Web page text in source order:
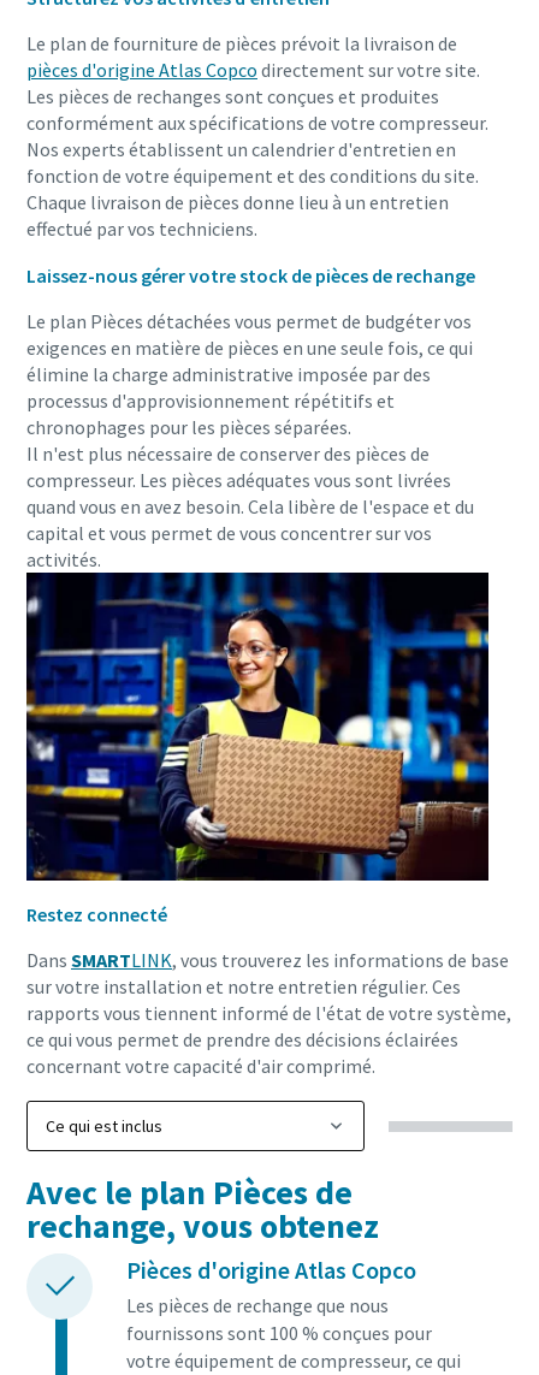
10 étapes pour une production éco-
responsable et plus efficace
Réduction des émissions de carbone pour une production
éco-responsable - Tout ce que vous devez savoir
Découvrez nos solutions de traitement des
eaux usées
Nous proposons une technologie d'air propre qui répond à
tous vos besoins en matière d'aération. Avec une efficacité
énergétique élevée et un faible coût total de possession.
Le plan de fourniture de pièces prévoit la livraison de
pièces d'origine Atlas Copco directement sur votre site.
Les pièces de rechanges sont conçues et produites
conformément aux spécifications de votre compresseur.
Nos experts établissent un calendrier d'entretien en
fonction de votre équipement et des conditions du site.
Chaque livraison de pièces donne lieu à un entretien
effectué par vos techniciens.
Laissez-nous gérer votre stock de pièces de rechange
Le plan Pièces détachées vous permet de budgéter vos
exigences en matière de pièces en une seule fois, ce qui
élimine la charge administrative imposée par des
processus d'approvisionnement répétitifs et
chronophages pour les pièces séparées.
Il n'est plus nécessaire de conserver des pièces de
compresseur. Les pièces adéquates vous sont livrées
quand vous en avez besoin. Cela libère de l'espace et du
capital et vous permet de vous concentrer sur vos
activités.
Restez connecté
Dans SMARTLINK, vous trouverez les informations de base
sur votre installation et notre entretien régulier. Ces
rapports vous tiennent informé de l'état de votre système,
ce qui vous permet de prendre des décisions éclairées
concernant votre capacité d'air comprimé.
Avec le plan Pièces de
rechange, vous obtenez
Pièces d'origine Atlas Copco
Les pièces de rechange que nous
fournissons sont 100 % conçues pour
votre équipement de compresseur, ce qui